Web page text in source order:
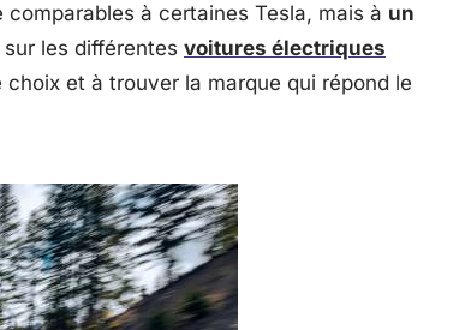
à certaines Tesla, mais à un
les différentes voitures électriques
et à trouver la marque qui répond le